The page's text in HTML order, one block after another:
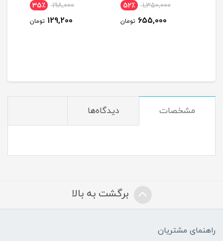
1,350,000 52٪
655,000 تومان
198,000 35٪
129,200 تومان
مشخصات دیدگاه‌ها
برگشت به بالا
راهنمای مشتریان